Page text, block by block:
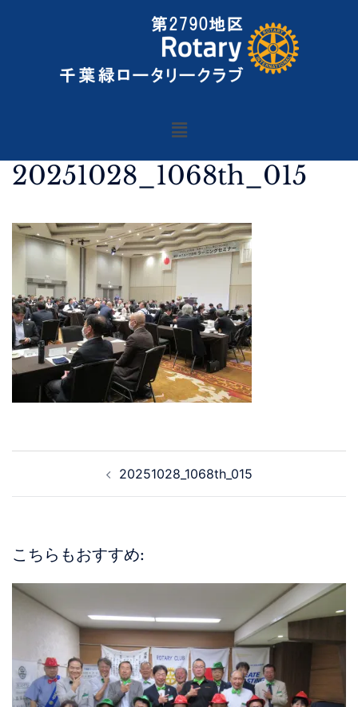
20251028_1068th_015
20251028_1068th_015
こちらもおすすめ: